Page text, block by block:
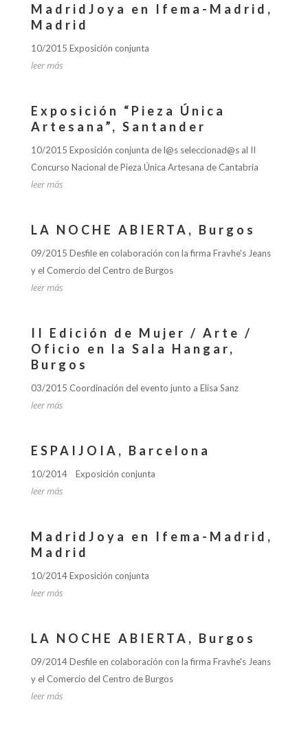
MadridJoya en Ifema-Madrid,
Madrid
10/2015 Exposición conjunta
leer más
Exposición “Pieza Única
Artesana”, Santander
10/2015 Exposición conjunta de l@s seleccionad@s al II
Concurso Nacional de Pieza Única Artesana de Cantabria
leer más
LA NOCHE ABIERTA, Burgos
09/2015 Desfile en colaboración con la firma Fravhe's Jeans
y el Comercio del Centro de Burgos
leer más
II Edición de Mujer / Arte /
Oficio en la Sala Hangar,
Burgos
03/2015 Coordinación del evento junto a Elisa Sanz
leer más
ESPAIJOIA, Barcelona
10/2014 Exposición conjunta
leer más
MadridJoya en Ifema-Madrid,
Madrid
10/2014 Exposición conjunta
leer más
LA NOCHE ABIERTA, Burgos
09/2014 Desfile en colaboración con la firma Fravhe's Jeans
y el Comercio del Centro de Burgos
leer más